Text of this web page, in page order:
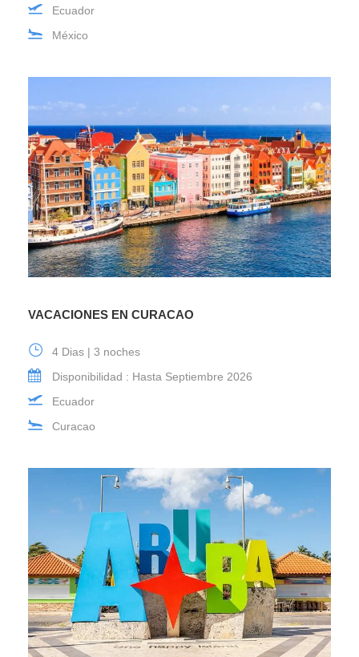
Ecuador
México
VACACIONES EN CURACAO
4 Dias | 3 noches
Disponibilidad : Hasta Septiembre 2026
Ecuador
Curacao